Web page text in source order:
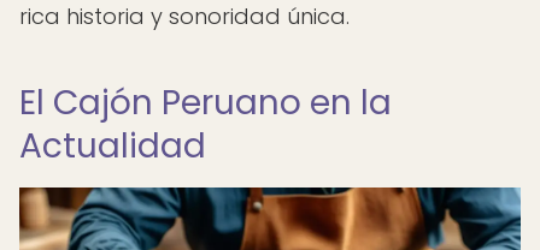
rica historia y sonoridad única.
El Cajón Peruano en la
Actualidad